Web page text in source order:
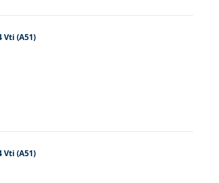
Vti (A51)
Vti (A51)